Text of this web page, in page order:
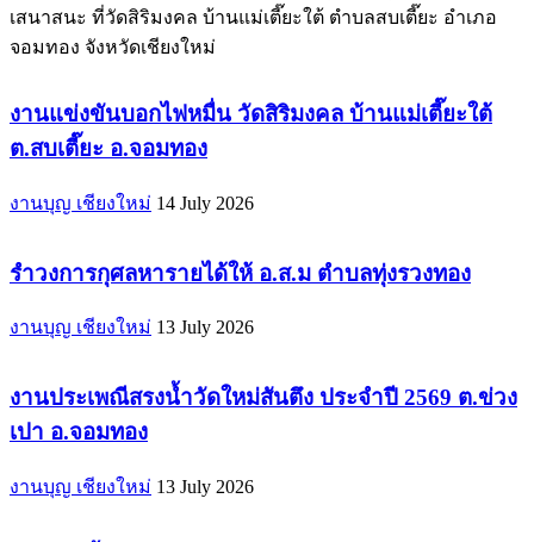
เสนาสนะ ที่วัดสิริมงคล บ้านแม่เตี๊ยะใต้ ตำบลสบเตี๊ยะ อำเภอ
จอมทอง จังหวัดเชียงใหม่
งานแข่งขันบอกไฟหมื่น วัดสิริมงคล บ้านแม่เตี๊ยะใต้
ต.สบเตี๊ยะ อ.จอมทอง
งานบุญ เชียงใหม่ 14 July 2026
รำวงการกุศลหารายได้ให้ อ.ส.ม ตำบลทุ่งรวงทอง
งานบุญ เชียงใหม่ 13 July 2026
งานประเพณีสรงน้ำวัดใหม่สันตึง ประจำปี 2569 ต.ข่วง
เปา อ.จอมทอง
งานบุญ เชียงใหม่ 13 July 2026